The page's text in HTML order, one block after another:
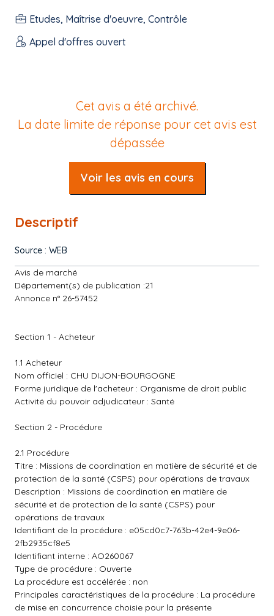
Etudes, Maîtrise d'oeuvre, Contrôle
Appel d'offres ouvert
Cet avis a été archivé.
La date limite de réponse pour cet avis est
dépassée
Voir les avis en cours
Descriptif
Source : WEB
Avis de marché
Département(s) de publication :21
Annonce n° 26-57452
Section 1 - Acheteur
1.1 Acheteur
Nom officiel : CHU DIJON-BOURGOGNE
Forme juridique de l'acheteur : Organisme de droit public
Activité du pouvoir adjudicateur : Santé
Section 2 - Procédure
2.1 Procédure
Titre : Missions de coordination en matière de sécurité et de
protection de la santé (CSPS) pour opérations de travaux
Description : Missions de coordination en matière de
sécurité et de protection de la santé (CSPS) pour
opérations de travaux
Identifiant de la procédure : e05cd0c7-763b-42e4-9e06-
2fb2935cf8e5
Identifiant interne : AO260067
Type de procédure : Ouverte
La procédure est accélérée : non
Principales caractéristiques de la procédure : La procédure
de mise en concurrence choisie pour la présente